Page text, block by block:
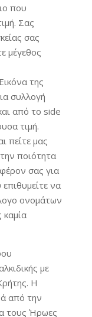
που
Σας
σας
μέγεθος
της
συλλογή
από το side
τιμή.
πείτε μας
ποιότητα
σας για
να
ονομάτων
με
Η
από την
τους Ήρωες